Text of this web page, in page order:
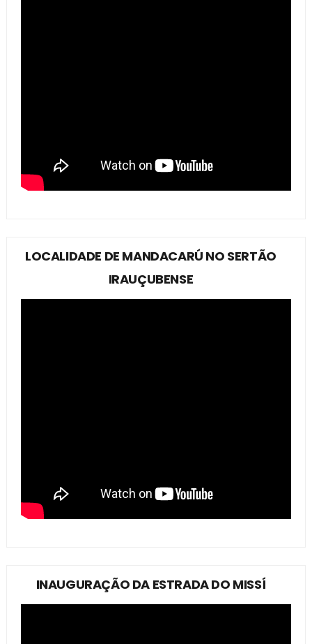
LOCALIDADE DE MANDACARÚ NO SERTÃO
IRAUÇUBENSE
INAUGURAÇÃO DA ESTRADA DO MISSÍ